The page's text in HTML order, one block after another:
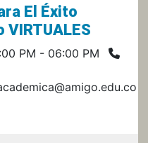
El Éxito
VIRTUALES
PM - 06:00 PM